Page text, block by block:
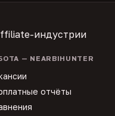
индустрии
— NEARBIHUNTER
отчёты